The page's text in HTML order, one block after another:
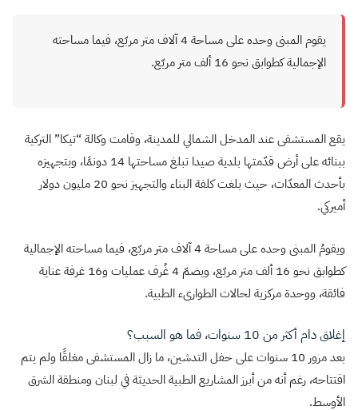
يقوم المبنى وحده على مساحة 4 آلاف متر مربّع، فيما مساحته
الإجمالية كطوابق نحو 16 ألف متر مربّع.
يقع المستشفى عند المدخل الشمالي للمدينة، وقامت وكالة “تيكا” التركية
ببنائه على أرض قدّمتها بلدية صيدا تبلغ مساحتها 14 دونمًا، وبتجهيزه
بأحدث المعدّات، حيث بلغت كلفة البناء والتجهيز نحو 20 مليون دولار
أميركي.
ويقومُ المبنى وحده على مساحة 4 آلاف متر مربّع، فيما مساحته الإجمالية
كطوابق نحو 16 ألف متر مربّع، ويضمّ 4 غُرف عمليات و16 غرفة عناية
فائقة، ووحدة مركزية لحالات الطوارىء الطبية.
إغلاق دام أكثر من 10 سنوات، فما هو السبب؟
بعد مرور 10 سنوات على حفل التدشين، ما زال المستشفى مغلقًا ولم يتم
افتتاحه، رغم أنه من أبرز المشاريع الطبية الحديثة في لبنان ومنطقة الشرق
الأوسط.